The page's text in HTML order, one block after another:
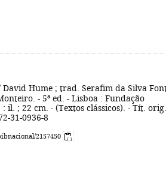
David Hume ; trad. Serafim da Silva
- 5ª ed. - Lisboa : Fundação
il. ; 22 cm. - (Textos clássicos). - Tít.
31-0936-8
2157450